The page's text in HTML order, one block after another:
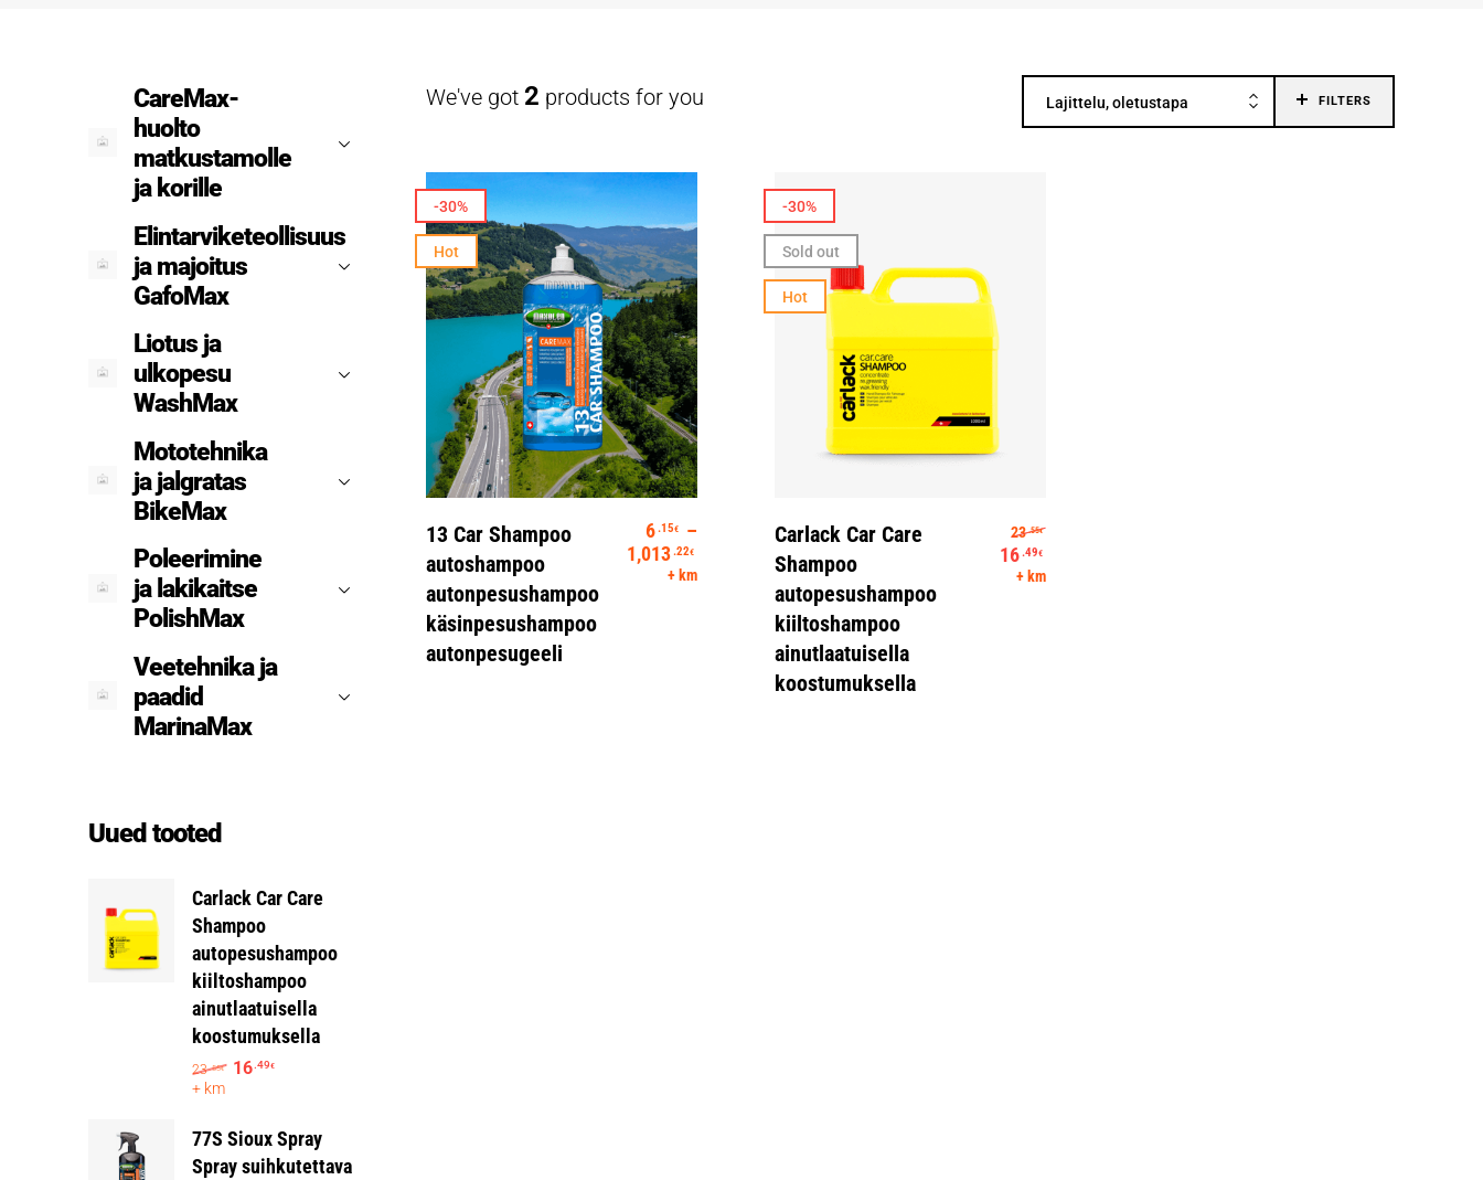
CareMax-
huolto
matkustamolle
ja korille
Elintarviketeollisuus
ja majoitus
GafoMax
Liotus ja
ulkopesu
WashMax
Mototehnika
ja jalgratas
BikeMax
Poleerimine
ja lakikaitse
PolishMax
Veetehnika ja
paadid
MarinaMax
Uued tooted
Carlack Car Care
Shampoo
autopesushampoo
kiiltoshampoo
ainutlaatuisella
koostumuksella
23.55€ 16.49€
+ km
77S Sioux Spray
Spray suihkutettava
We've got 2 products for you Lajittelu, oletustapa FILTERS
-30%
Hot
13 Car Shampoo
autoshampoo
autonpesushampoo
käsinpesushampoo
autonpesugeeli
6.15€
–
1,013.22€ Hintaluokka: 6.15€ - 1,013.22€
+ km
-30%
Sold out
Hot
Carlack Car Care
Shampoo
autopesushampoo
kiiltoshampoo
ainutlaatuisella
koostumuksella
23.55€ Alkuperäinen hinta oli: 23.55€.
16.49€
Nykyinen hinta on: 16.49€.
+ km